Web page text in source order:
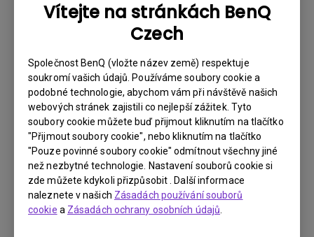
Vítejte na stránkách BenQ
Czech
Společnost BenQ (vložte název země) respektuje
soukromí vašich údajů. Používáme soubory cookie a
podobné technologie, abychom vám při návštěvě našich
webových stránek zajistili co nejlepší zážitek. Tyto
soubory cookie můžete buď přijmout kliknutím na tlačítko
"Přijmout soubory cookie", nebo kliknutím na tlačítko
"Pouze povinné soubory cookie" odmítnout všechny jiné
než nezbytné technologie. Nastavení souborů cookie si
zde můžete kdykoli přizpůsobit . Další informace
naleznete v našich Zásadách používání souborů
cookie a Zásadách ochrany osobních údajů
OS:Windows7|WindowVista|WinXP
Aktualizace:2010/02/25
Velikost souboru:
24.88 KB
Stáhnout
Používáním kteréhokoli z výše uvedených programů
souhlasíte s našimi podmínkamiLicenční smlouvy pro